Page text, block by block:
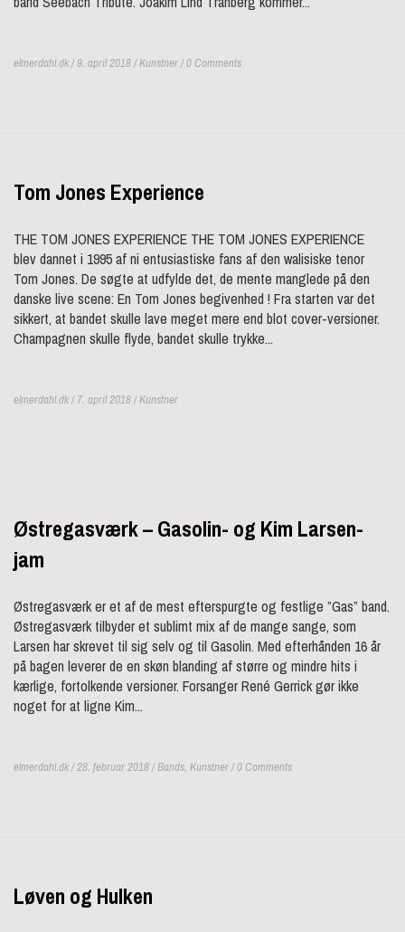
elmerdahl.dk / 9. april 2018 /Kunstner/ 0 Comments
Tom Jones Experience
THE TOM JONES EXPERIENCE THE TOM JONES EXPERIENCE
blev dannet i 1995 af ni entusiastiske fans af den walisiske tenor
Tom Jones. De søgte at udfylde det, de mente manglede på den
danske live scene: En Tom Jones begivenhed ! Fra starten var det
sikkert, at bandet skulle lave meget mere end blot cover-versioner.
Champagnen skulle flyde, bandet skulle trykke...
elmerdahl.dk / 7. april 2018 /Kunstner
Østregasværk – Gasolin- og Kim Larsen-
jam
Østregasværk er et af de mest efterspurgte og festlige ”Gas” band.
Østregasværk tilbyder et sublimt mix af de mange sange, som
Larsen har skrevet til sig selv og til Gasolin. Med efterhånden 16 år
på bagen leverer de en skøn blanding af større og mindre hits i
kærlige, fortolkende versioner. Forsanger René Gerrick gør ikke
noget for at ligne Kim...
elmerdahl.dk / 28. februar 2018 /Bands, Kunstner/ 0 Comments
Løven og Hulken